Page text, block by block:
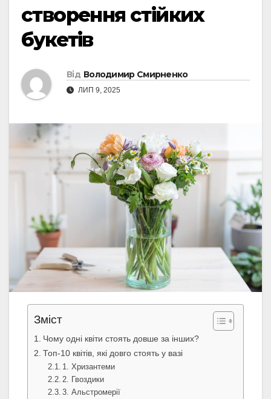
створення стійких
букетів
Від Володимир Смирненко
ЛИП 9, 2025
Зміст
Чому одні квіти стоять довше за інших?
Топ-10 квітів, які довго стоять у вазі
1. Хризантеми
2. Гвоздики
3. Альстромерії